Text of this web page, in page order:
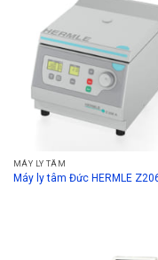
MÁY LY TÂM
Máy ly tâm Đức HERMLE